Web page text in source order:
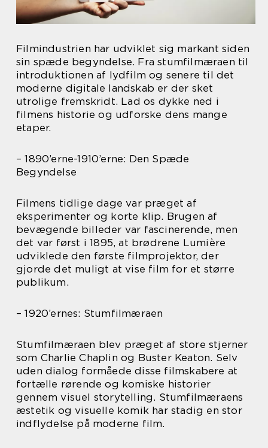
Filmindustrien har udviklet sig markant siden
sin spæde begyndelse. Fra stumfilmæraen til
introduktionen af lydfilm og senere til det
moderne digitale landskab er der sket
utrolige fremskridt. Lad os dykke ned i
filmens historie og udforske dens mange
etaper.
– 1890’erne-1910’erne: Den Spæde
Begyndelse
Filmens tidlige dage var præget af
eksperimenter og korte klip. Brugen af
bevægende billeder var fascinerende, men
det var først i 1895, at brødrene Lumière
udviklede den første filmprojektor, der
gjorde det muligt at vise film for et større
publikum.
– 1920’ernes: Stumfilmæraen
Stumfilmæraen blev præget af store stjerner
som Charlie Chaplin og Buster Keaton. Selv
uden dialog formåede disse filmskabere at
fortælle rørende og komiske historier
gennem visuel storytelling. Stumfilmæraens
æstetik og visuelle komik har stadig en stor
indflydelse på moderne film.